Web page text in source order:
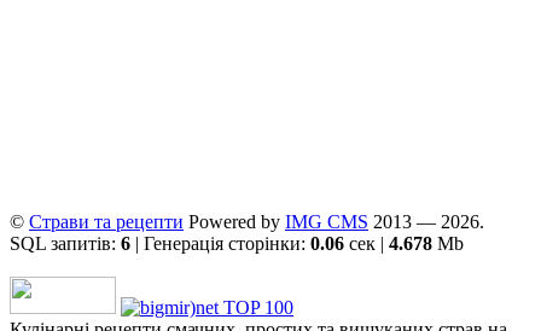
© Страви та рецепти Powered by ІMG CMS 2013 — 2026.
SQL запитів: 6 | Генерація сторінки: 0.06 сек | 4.678 Mb